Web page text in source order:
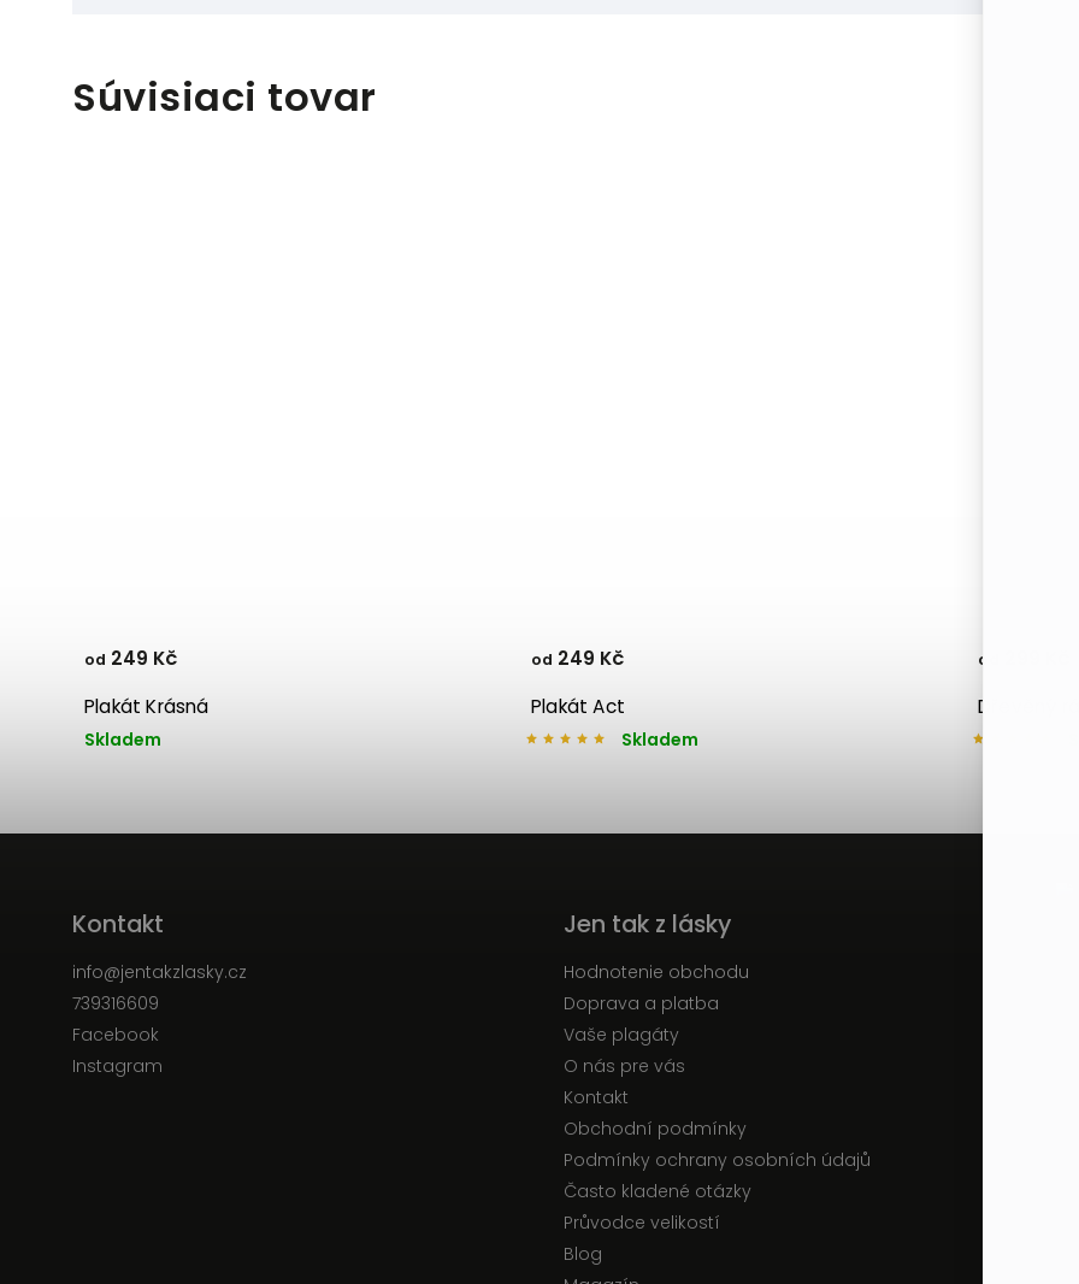
Súvisiaci tovar
Plakát Krásná
Skladem
od 249 Kč
Plakát Act
Skladem
od 249 Kč
od
Kontakt
info@jentakzlasky.cz
739316609
Facebook
Instagram
Jen tak z lásky
Hodnotenie obchodu
Doprava a platba
Vaše plagáty
O nás pre vás
Kontakt
Obchodní podmínky
Podmínky ochrany osobních údajů
Často kladené otázky
Průvodce velikostí
Blog